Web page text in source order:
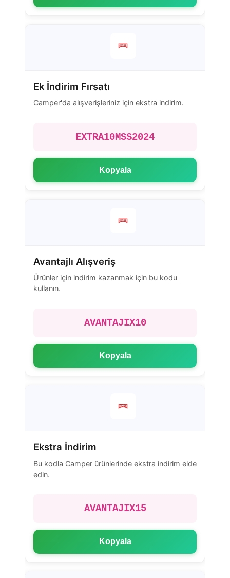
Ek İndirim Fırsatı
Camper'da alışverişleriniz için ekstra indirim.
EXTRA10MSS2024
Kopyala
Avantajlı Alışveriş
Ürünler için indirim kazanmak için bu kodu
kullanın.
AVANTAJIX10
Kopyala
Ekstra İndirim
Bu kodla Camper ürünlerinde ekstra indirim elde
edin.
AVANTAJIX15
Kopyala